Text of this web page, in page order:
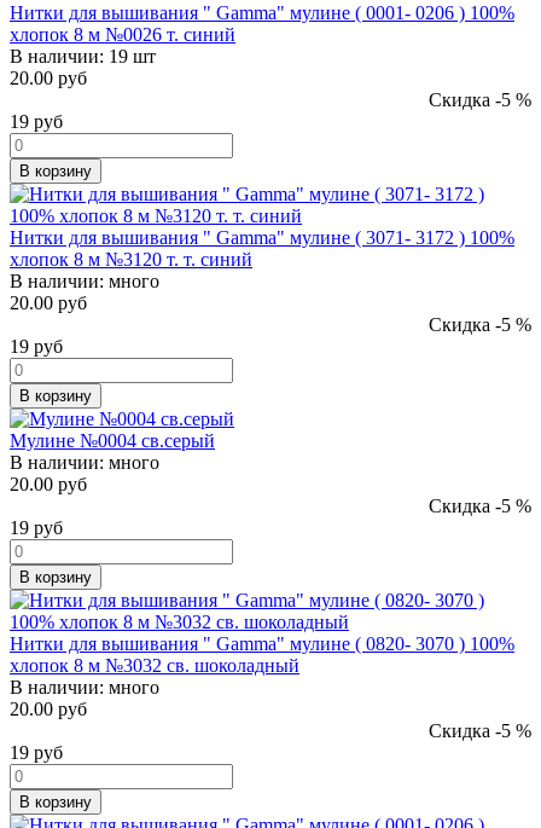
Нитки для вышивания " Gamma" мулине ( 0001- 0206 ) 100%
хлопок 8 м №0026 т. синий
В наличии: 19 шт
20.00 руб
Скидка -5 %
19 руб
В корзину
Нитки для вышивания " Gamma" мулине ( 3071- 3172 ) 100%
хлопок 8 м №3120 т. т. синий
В наличии: много
20.00 руб
Скидка -5 %
19 руб
В корзину
Мулине №0004 св.серый
В наличии: много
20.00 руб
Скидка -5 %
19 руб
В корзину
Нитки для вышивания " Gamma" мулине ( 0820- 3070 ) 100%
хлопок 8 м №3032 св. шоколадный
В наличии: много
20.00 руб
Скидка -5 %
19 руб
В корзину